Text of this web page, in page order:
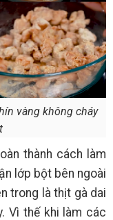
vàng không cháy
thành cách làm
lớp bột bên ngoài
trong là thịt gà dai
Vì thế khi làm các